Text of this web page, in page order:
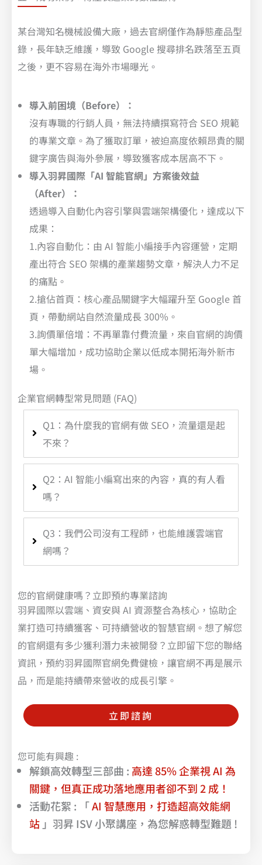
某台灣知名機械設備大廠，過去官網僅作為靜態產品型
錄，長年缺乏維護，導致 Google 搜尋排名跌落至五頁
之後，更不容易在海外市場曝光。
導入前困境（Before）：
沒有專職的行銷人員，無法持續撰寫符合 SEO 規範
的專業文章。為了獲取訂單，被迫高度依賴昂貴的關
鍵字廣告與海外參展，導致獲客成本居高不下。
導入羽昇國際「AI 智能官網」方案後效益
（After）：
透過導入自動化內容引擎與雲端架構優化，達成以下
成果：
1.內容自動化：由 AI 智能小編接手內容運營，定期
產出符合 SEO 架構的產業趨勢文章，解決人力不足
的痛點。
2.搶佔首頁：核心產品關鍵字大幅躍升至 Google 首
頁，帶動網站自然流量成長 300%。
3.詢價單倍增：不再單靠付費流量，來自官網的詢價
單大幅增加，成功協助企業以低成本開拓海外新市
場。
企業官網轉型常見問題 (FAQ)
Q1：為什麼我的官網有做 SEO，流量還是起
不來？
Q2：AI 智能小編寫出來的內容，真的有人看
嗎？
Q3：我們公司沒有工程師，也能維護雲端官
網嗎？
您的官網健康嗎？立即預約專業諮詢
羽昇國際以雲端、資安與 AI 資源整合為核心，協助企
業打造可持續獲客、可持續營收的智慧官網。想了解您
的官網還有多少獲利潛力未被開發？立即留下您的聯絡
資訊，預約羽昇國際官網免費健檢，讓官網不再是展示
品，而是能持續帶來營收的成長引擎。
立即諮詢
您可能有興趣 :
解鎖高效轉型三部曲 : 高達 85% 企業視 AI 為
關鍵，但真正成功落地應用者卻不到 2 成！
活動花絮 : 「AI 智慧應用，打造超高效能網
站 」羽昇 ISV 小聚講座，為您解惑轉型難題 !